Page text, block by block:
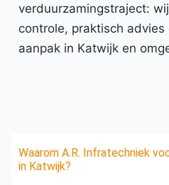
verduurzamingstraject:
controle, praktisch
aanpak in Katwijk en
Waarom A.R. Infratechniek
in Katwijk?